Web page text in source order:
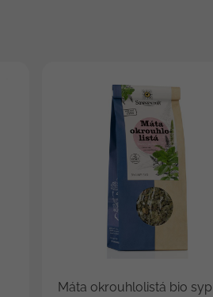
Máta okrouhlolistá bio